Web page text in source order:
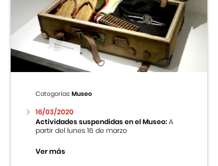
Categorías:Museo
16/03/2020
Actividades suspendidas en el Museo:A
partir del lunes 16 de marzo
Ver más